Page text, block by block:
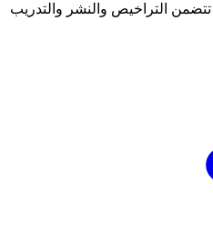
التراخيص والنشر والتدريب